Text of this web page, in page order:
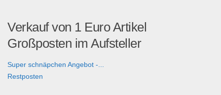
Verkauf von 1 Euro Artikel
Großposten im Aufsteller
Super schnäpchen Angebot -...
Restposten